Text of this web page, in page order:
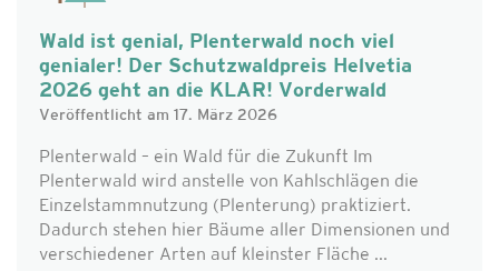
Wald ist genial, Plenterwald noch viel
genialer! Der Schutzwaldpreis Helvetia
2026 geht an die KLAR! Vorderwald
Veröffentlicht am 17. März 2026
Plenterwald – ein Wald für die Zukunft Im
Plenterwald wird anstelle von Kahlschlägen die
Einzelstammnutzung (Plenterung) praktiziert.
Dadurch stehen hier Bäume aller Dimensionen und
verschiedener Arten auf kleinster Fläche ...